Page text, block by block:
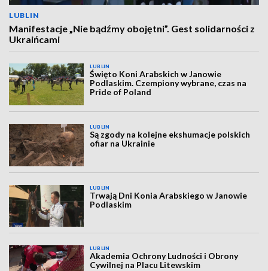
LUBLIN
Manifestacje „Nie bądźmy obojętni”. Gest solidarności z
Ukraińcami
LUBLIN
Święto Koni Arabskich w Janowie
Podlaskim. Czempiony wybrane, czas na
Pride of Poland
LUBLIN
Są zgody na kolejne ekshumacje polskich
ofiar na Ukrainie
LUBLIN
Trwają Dni Konia Arabskiego w Janowie
Podlaskim
LUBLIN
Akademia Ochrony Ludności i Obrony
Cywilnej na Placu Litewskim